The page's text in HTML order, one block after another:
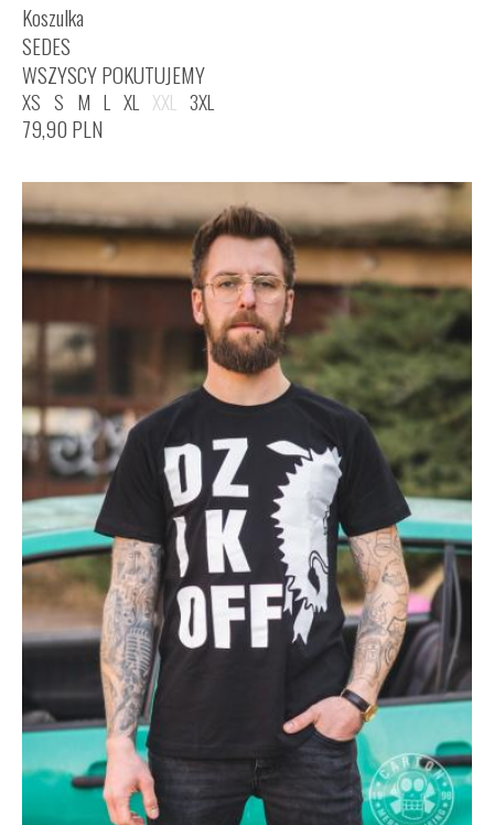
Koszulka
SEDES
WSZYSCY POKUTUJEMY
XS S M L XL XXL 3XL
79,90 PLN